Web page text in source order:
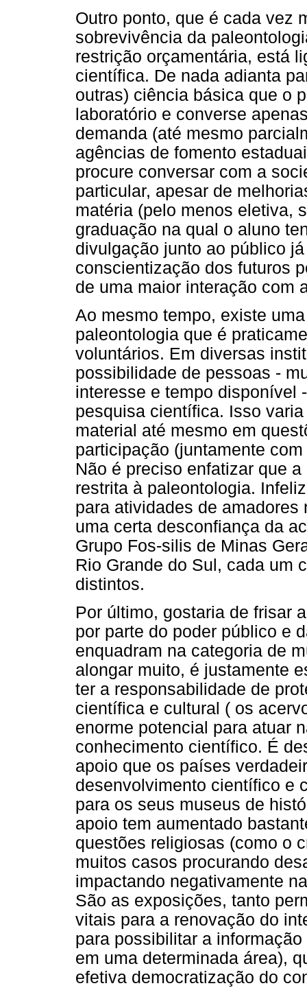
Outro ponto, que é cada vez
sobrevivência da
restrição orçamentária, está
científica. De nada adianta
outras) ciência básica que o
laboratório e converse
demanda (até mesmo
agências de fomento
procure conversar com a
particular, apesar de
matéria (pelo menos eletiva,
graduação na qual o aluno
divulgação junto ao público
conscientização dos futuros
de uma maior interação com
Ao mesmo tempo, existe
paleontologia que é
voluntários. Em diversas
possibilidade de pessoas -
interesse e tempo disponível
pesquisa científica. Isso
material até mesmo em
participação (juntamente
Não é preciso enfatizar que
restrita à paleontologia.
para atividades de
uma certa desconfiança da
Grupo Fos-silis de Minas
Rio Grande do Sul, cada um
distintos.
Por último, gostaria de frisar
por parte do poder público e
enquadram na categoria de
alongar muito, é justamente
ter a responsabilidade de
científica e cultural ( os
enorme potencial para atuar
conhecimento científico. É
apoio que os países
desenvolvimento científico e
para os seus museus de
apoio tem aumentado
questões religiosas (como o
muitos casos procurando
impactando negativamente
São as exposições, tanto
vitais para a renovação do
para possibilitar a
em uma determinada área),
efetiva democratização do